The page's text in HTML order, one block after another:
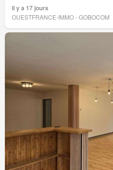
Il y a 17 jours
OUESTFRANCE-IMMO - GOBOCOM